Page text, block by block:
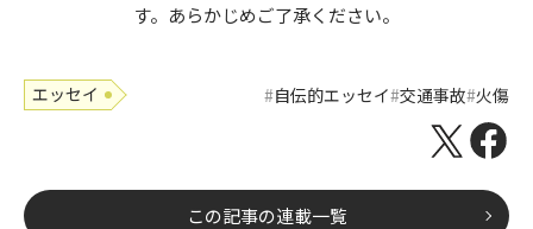
す。あらかじめご了承ください。
エッセイ 自伝的エッセイ 交通事故 火傷
この記事の連載一覧